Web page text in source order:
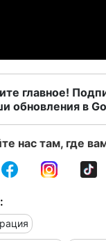
главное!
обновления в
нас там, где